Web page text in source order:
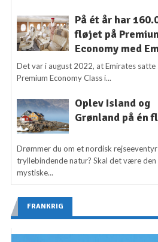
På ét år har
fløjet på
Economy med
Det var i august 2022, at Emirates satte
Premium Economy Class i...
Oplev Island og
Grønland på én
Drømmer du om et nordisk
tryllebindende natur? Skal det være den
mystiske...
FRANKRIG